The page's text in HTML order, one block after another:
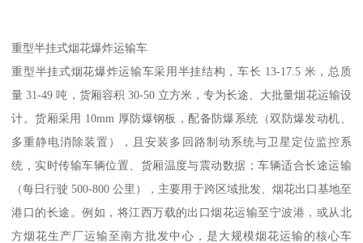
重型半挂式烟花爆炸运输车​
重型半挂式烟花爆炸运输车采用半挂结构，车长 13-17.5 米，总质
量 31-49 吨，货厢容积 30-50 立方米，专为长途、大批量烟花运输设
计。货厢采用 10mm 厚防爆钢板，配备防爆系统（双防爆发动机、
多重静电消除装置），且安装多回路制动系统与卫星定位监控系
统，实时传输车辆位置、货厢温度与震动数据；车辆适合长途运输
（每日行驶 500-800 公里），主要用于跨区域批发、烟花出口基地至
港口的长途。例如，将江西万载的出口烟花运输至宁波港，或从北
方烟花生产厂运输至南方批发中心，是大规模烟花运输的核心车